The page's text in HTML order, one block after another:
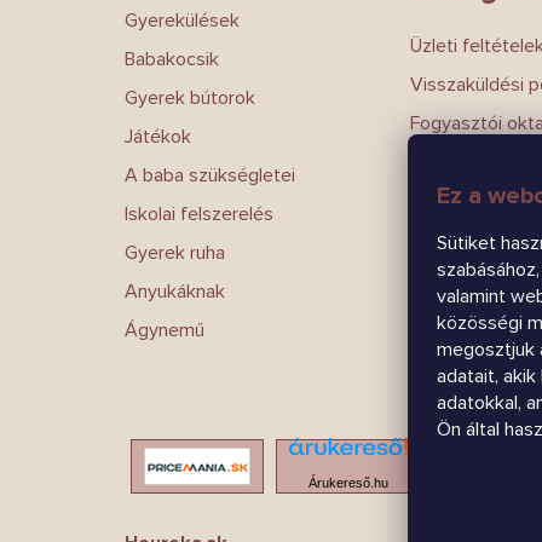
Ez a
Sütiket
valamint
közösségi
megosztjuk
adatait, akik
adatokkal,
Ön által
Gyerekülések
Babakocsik
Gyerek bútorok
Játékok
A baba szükségletei
Iskolai felszerelés
Gyerek ruha
Anyukáknak
Ágynemű
Üzleti
Visszaküldési
Fogyasztói
Írj nekünk
Kapcsolatokat
Árukereső.hu